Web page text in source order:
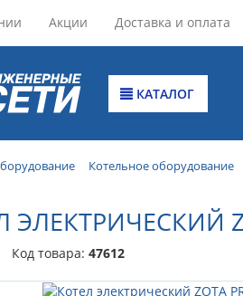
Акции Доставка и оплата
КАТАЛОГ
Котельное оборудование
ЭЛЕКТРИЧЕСКИЙ
Код товара: 47612